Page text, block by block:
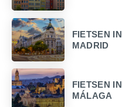
FIETSEN IN
MADRID
FIETSEN IN
MÁLAGA